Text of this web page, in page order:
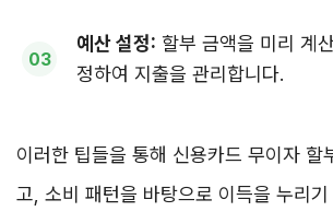
예산 설정: 할부 금액을 미리 계
정하여 지출을 관리합니다.
이러한 팁들을 통해 신용카드 무이자 할
고, 소비 패턴을 바탕으로 이득을 누리기